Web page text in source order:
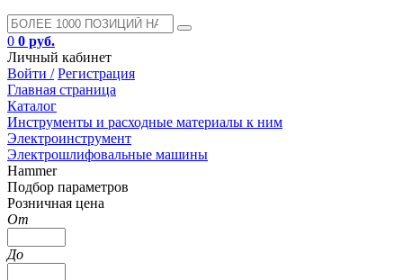
0 0 руб.
Личный кабинет
Войти / Регистрация
Главная страница
Каталог
Инструменты и расходные материалы к ним
Электроинструмент
Электрошлифовальные машины
Hammer
Подбор параметров
Розничная цена
От
До